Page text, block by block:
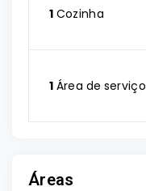
1 Cozinha
1 Área de serviço
Áreas